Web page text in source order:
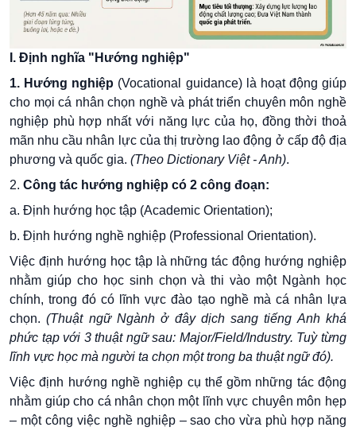
I. Định nghĩa "Hướng nghiệp"
1. Hướng nghiệp (Vocational guidance) là hoạt động giúp
cho mọi cá nhân chọn nghề và phát triển chuyên môn nghề
nghiệp phù hợp nhất với năng lực của họ, đồng thời thoả
mãn nhu cầu nhân lực của thị trường lao động ở cấp độ địa
phương và quốc gia. (Theo Dictionary Việt - Anh).
2. Công tác hướng nghiệp có 2 công đoạn:
a. Định hướng học tập (Academic Orientation);
b. Định hướng nghề nghiệp (Professional Orientation).
Việc định hướng học tập là những tác động hướng nghiệp
nhằm giúp cho học sinh chọn và thi vào một Ngành học
chính, trong đó có lĩnh vực đào tạo nghề mà cá nhân lựa
chọn.(Thuật ngữ Ngành ở đây dịch sang tiếng Anh khá
phức tạp với 3 thuật ngữ sau: Major/Field/Industry. Tuỳ từng
lĩnh vực học mà người ta chọn một trong ba thuật ngữ đó).
Việc định hướng nghề nghiệp cụ thể gồm những tác động
nhằm giúp cho cá nhân chọn một lĩnh vực chuyên môn hẹp
– một công việc nghề nghiệp – sao cho vừa phù hợp năng